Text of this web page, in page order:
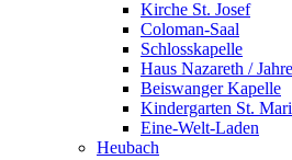
Kirche St. Josef
Coloman-Saal
Schlosskapelle
Haus Nazareth /
Beiswanger Kapelle
Kindergarten St.
Eine-Welt-Laden
Heubach